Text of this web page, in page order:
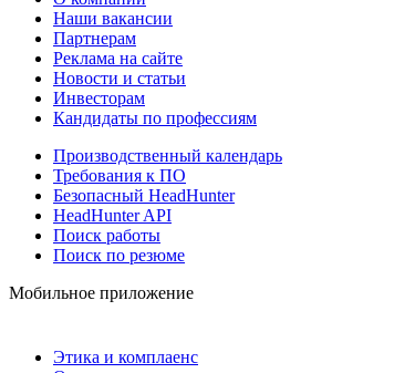
Наши вакансии
Партнерам
Реклама на сайте
Новости и статьи
Инвесторам
Кандидаты по профессиям
Производственный календарь
Требования к ПО
Безопасный HeadHunter
HeadHunter API
Поиск работы
Поиск по резюме
Мобильное приложение
Этика и комплаенс